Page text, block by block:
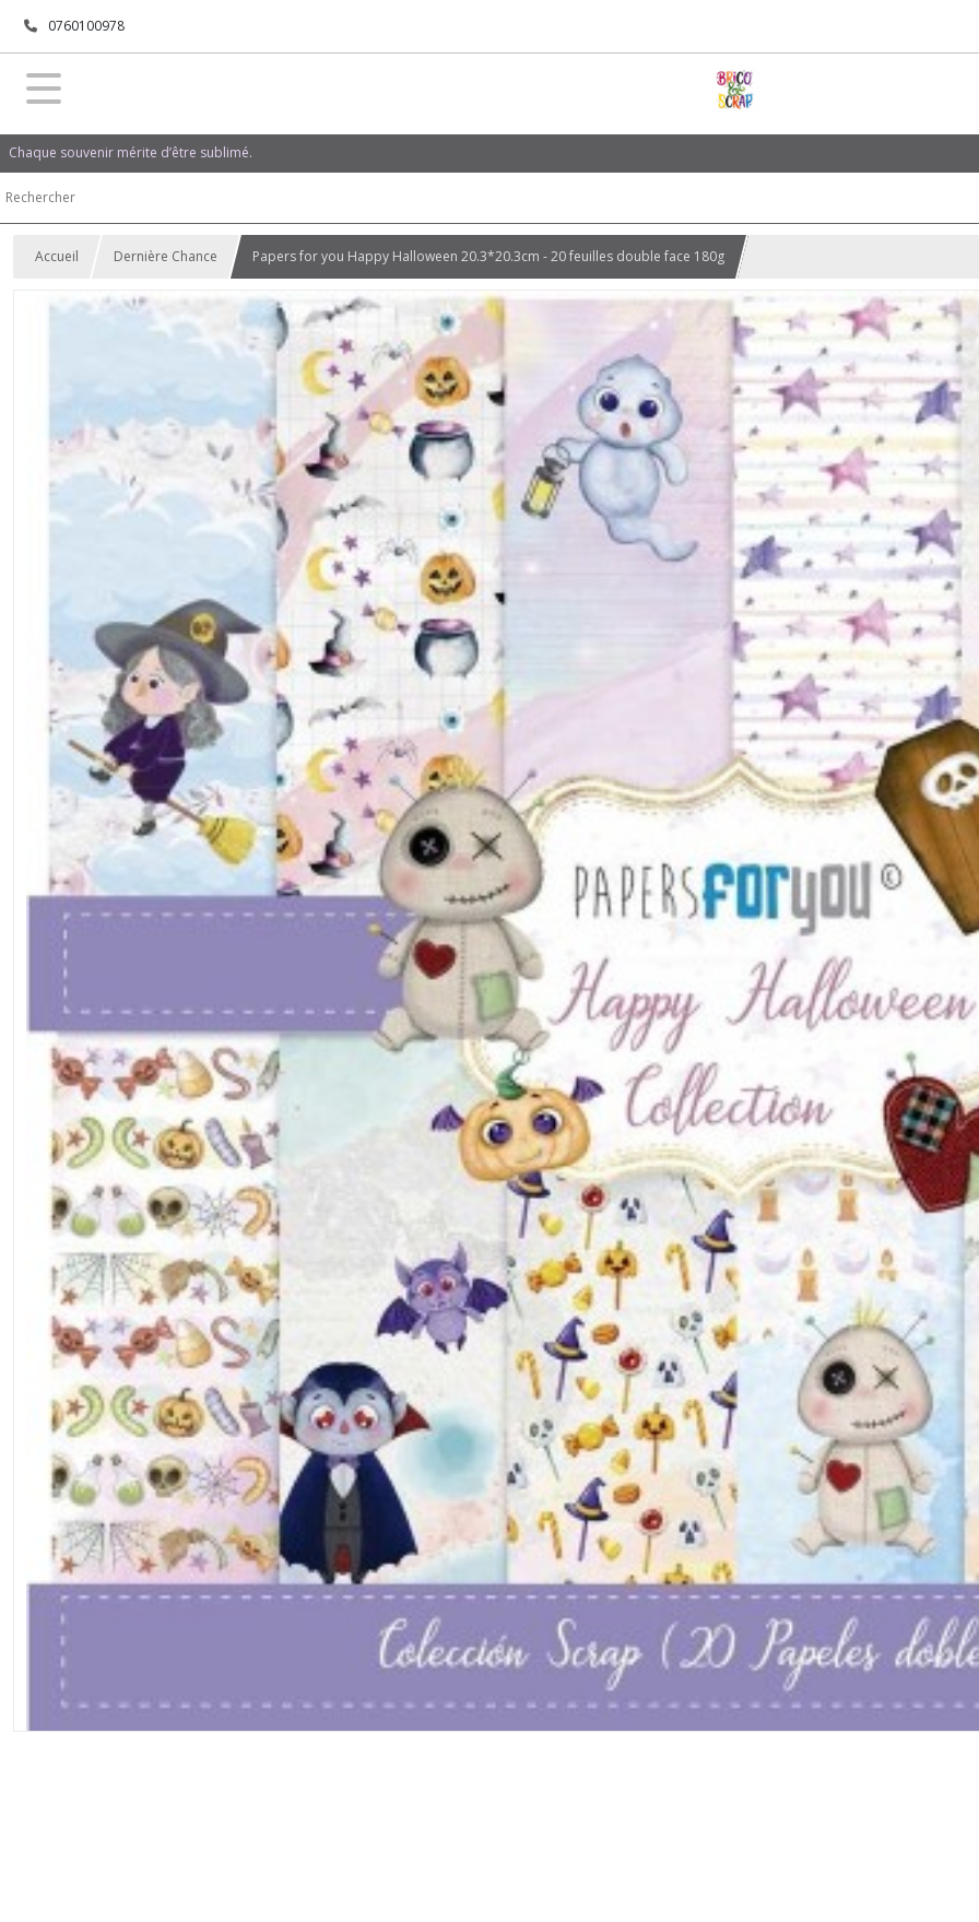
0760100978
Chaque souvenir mérite d’être sublimé.
Accueil Dernière Chance Papers for you Happy Halloween 20.3*20.3cm - 20 feuilles double face 180g